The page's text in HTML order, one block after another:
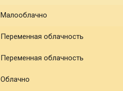
Малооблачно
Переменная облачность
Переменная облачность
Облачно